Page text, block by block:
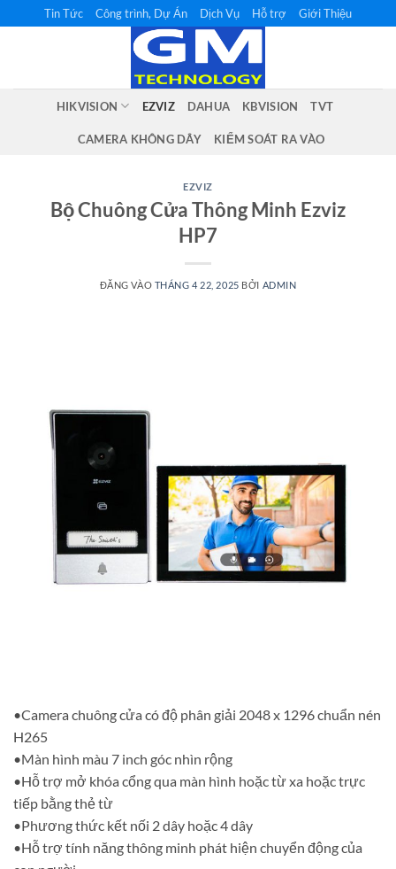
qua
Tin Tức Công trình, Dự Án Dịch Vụ Hỗ trợ Giới Thiệu
HIKVISION EZVIZ DAHUA KBVISION TVT
CAMERA KHÔNG DÂY KIỂM SOÁT RA VÀO
EZVIZ
Bộ Chuông Cửa Thông Minh Ezviz
HP7
ĐĂNG VÀO THÁNG 4 22, 2025 BỞI ADMIN
•Camera chuông cửa có độ phân giải 2048 x 1296 chuẩn nén
H265
•Màn hình màu 7 inch góc nhìn rộng
•Hỗ trợ mở khóa cổng qua màn hình hoặc từ xa hoặc trực
tiếp bằng thẻ từ
•Phương thức kết nối 2 dây hoặc 4 dây
•Hỗ trợ tính năng thông minh phát hiện chuyển động của